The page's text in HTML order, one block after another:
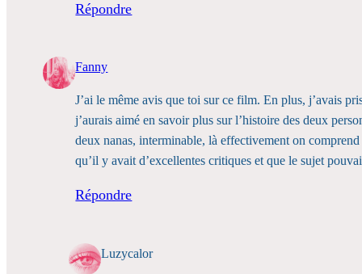
Répondre
Fanny
J’ai le même avis que toi sur ce film. En plus, j’avais
j’aurais aimé en savoir plus sur l’histoire des deux
deux nanas, interminable, là effectivement on
qu’il y avait d’excellentes critiques et que le sujet
Répondre
Luzycalor